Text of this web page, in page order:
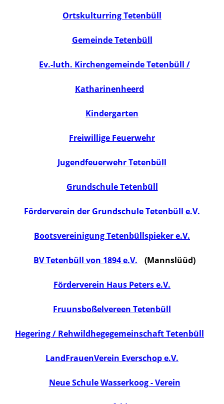
Ortskulturring Tetenbüll
Gemeinde Tetenbüll
Ev.-luth. Kirchengemeinde Tetenbüll /
Katharinenheerd
Kindergarten
Freiwillige Feuerwehr
Jugendfeuerwehr Tetenbüll
Grundschule Tetenbüll
Förderverein der Grundschule Tetenbüll e.V.
Bootsvereinigung Tetenbüllspieker e.V.
BV Tetenbüll von 1894 e.V. (Mannslüüd)
Förderverein Haus Peters e.V.
Fruunsboßelvereen Tetenbüll
Hegering / Rehwildhegegemeinschaft Tetenbüll
LandFrauenVerein Everschop e.V.
Neue Schule Wasserkoog - Verein